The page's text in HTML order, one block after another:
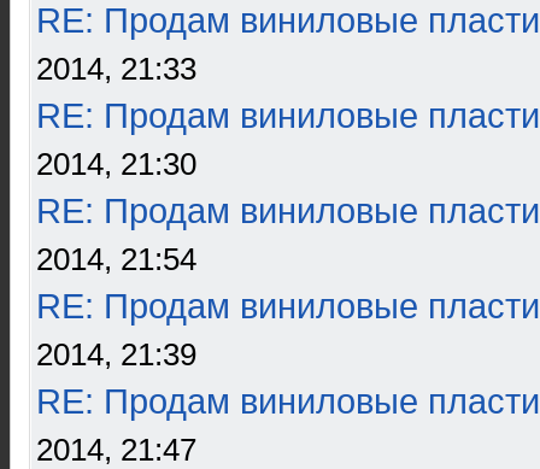
RE: Продам виниловые
2014, 21:33
RE: Продам виниловые
2014, 21:30
RE: Продам виниловые
2014, 21:54
RE: Продам виниловые
2014, 21:39
RE: Продам виниловые
2014, 21:47